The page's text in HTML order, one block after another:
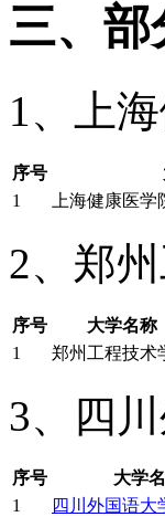
三、部
1、上
序号
1
上海健康医
2、郑
序号 大学名称
1
郑州工程技术
3、四
序号 大学
1
四川外国语大